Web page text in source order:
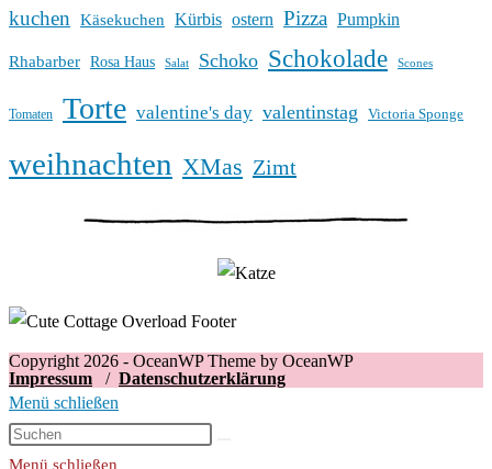
kuchen Käsekuchen Kürbis ostern Pizza Pumpkin
Rhabarber Rosa Haus Salat Schoko Schokolade Scones
Tomaten Torte valentine's day valentinstag Victoria Sponge
weihnachten XMas Zimt
Copyright 2026 - OceanWP Theme by OceanWP
Impressum / Datenschutzerklärung
Menü schließen
Menü schließen